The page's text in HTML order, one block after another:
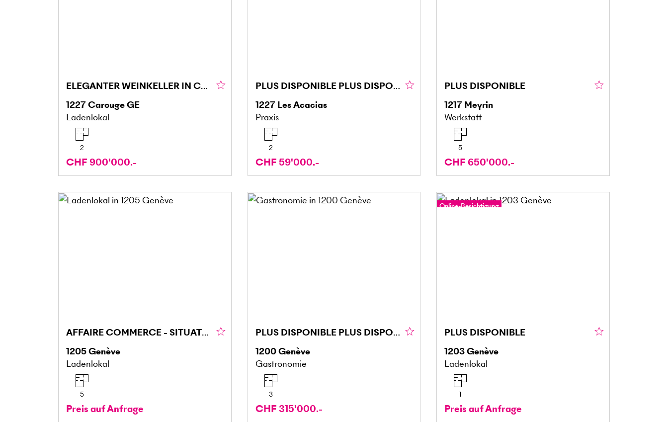
ELEGANTER WEINKELLER IN CAROUGE
1227Carouge GE
Ladenlokal
2
CHF 900'000.-
PLUS DISPONIBLE PLUS DISPONIBLE
1227 Les Acacias
Praxis
2
CHF 59'000.-
PLUS DISPONIBLE
1217 Meyrin
Werkstatt
5
CHF 650'000.-
AFFAIRE COMMERCE - SITUATION IDÉALE
1205Genève
Ladenlokal
5
Preis auf Anfrage
PLUS DISPONIBLE PLUS DISPONIBLE
1200Genève
Gastronomie
3
CHF 315'000.-
Online-Besichtigung
PLUS DISPONIBLE
1203Genève
Ladenlokal
1
Preis auf Anfrage